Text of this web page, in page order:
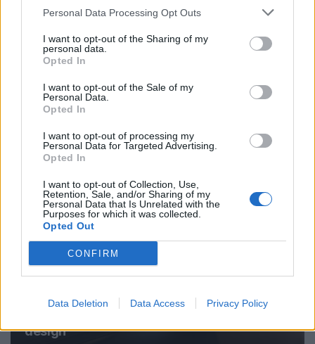
Personal Data Processing Opt Outs
I want to opt-out of the Sharing of my
personal data.
Opted In
I want to opt-out of the Sale of my
Personal Data.
Opted In
I want to opt-out of processing my
Personal Data for Targeted Advertising.
Opted In
I want to opt-out of Collection, Use,
Retention, Sale, and/or Sharing of my
Personal Data that Is Unrelated with the
Purposes for which it was collected.
Opted Out
CONFIRM
Data Deletion Data Access Privacy Policy
ACEA Europa Mercado
Henrique Lopes
Related Posts
Nissan prepara mudança histórica no
design